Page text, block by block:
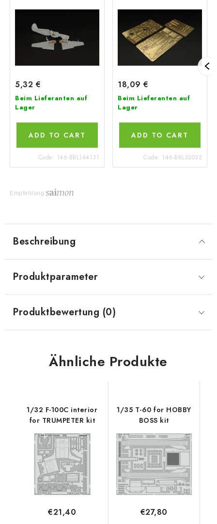
5,32 €
Beim Lieferanten auf
Lager
ADD TO CART
Code: 146-BRL144131
18,09 €
Beim Lieferanten auf
Lager
ADD TO CART
Code: 146-BRL32032
Empfehlung
Beschreibung
Produktparameter
Produktbewertung (0)
Ähnliche Produkte
1/32 F-100C interior
for TRUMPETER kit
€21,40
1/35 T-60 for HOBBY
BOSS kit
€27,80